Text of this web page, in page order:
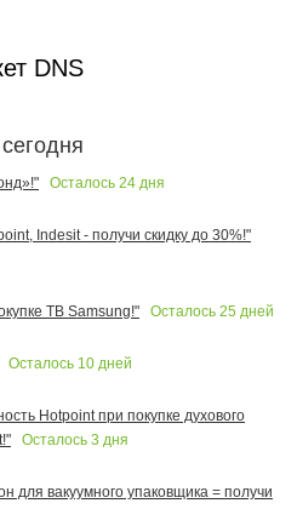
DNS
Осталось 24 дня
Indesit - получи скидку до 30%!"
ТВ Samsung!"
Осталось 25 дней
Осталось 10 дней
Hotpoint при покупке духового
Осталось 3 дня
для вакуумного упаковщика = получи